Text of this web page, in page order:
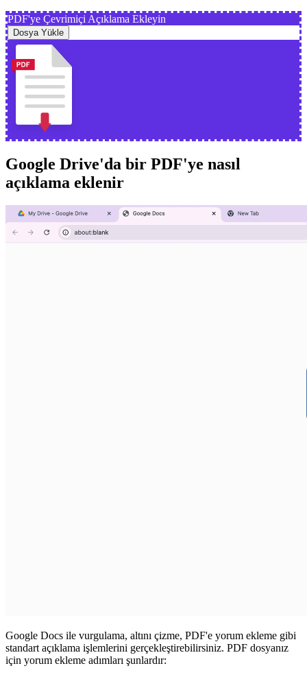
PDF'ye Çevrimiçi Açıklama Ekleyin
Dosya Yükle
Google Drive'da bir PDF'ye nasıl
açıklama eklenir
Google Docs ile vurgulama, altını çizme, PDF'e yorum ekleme gibi
standart açıklama işlemlerini gerçekleştirebilirsiniz. PDF dosyanız
için yorum ekleme adımları şunlardır: